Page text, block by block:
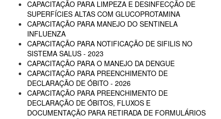
CAPACITAÇÃO PARA LIMPEZA E DESINFECÇÃO DE
SUPERFÍCIES ALTAS COM GLUCOPROTAMINA
CAPACITAÇÃO PARA MANEJO DO SENTINELA
INFLUENZA
CAPACITAÇÃO PARA NOTIFICAÇÃO DE SIFILIS NO
SISTEMA SALUS - 2023
CAPACITAÇÃO PARA O MANEJO DA DENGUE
CAPACITAÇÃO PARA PREENCHIMENTO DE
DECLARAÇÃO DE ÓBITO - 2026
CAPACITAÇÃO PARA PREENCHIMENTO DE
DECLARAÇÃO DE ÓBITOS, FLUXOS E
DOCUMENTAÇÃO PARA RETIRADA DE FORMULÁRIOS